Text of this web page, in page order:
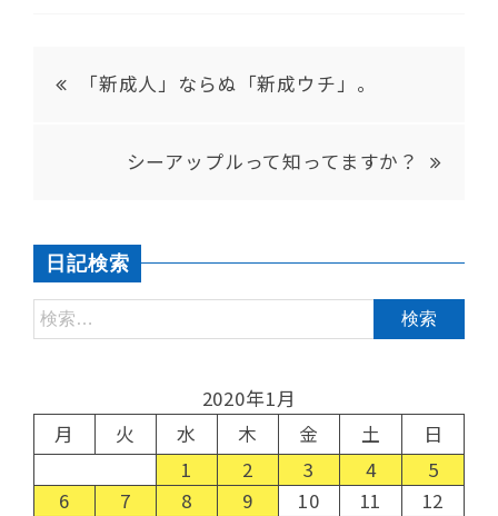
「新成人」ならぬ「新成ウチ」。
シーアップルって知ってますか？
日記検索
2020年1月
月
火 水 木 金 土
日
1
2 3 4
5
6
7 8 9 10 11
12